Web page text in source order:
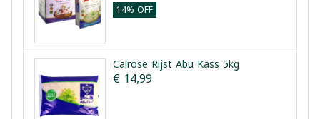
14% OFF
Calrose Rijst Abu Kass 5kg
€ 14,99